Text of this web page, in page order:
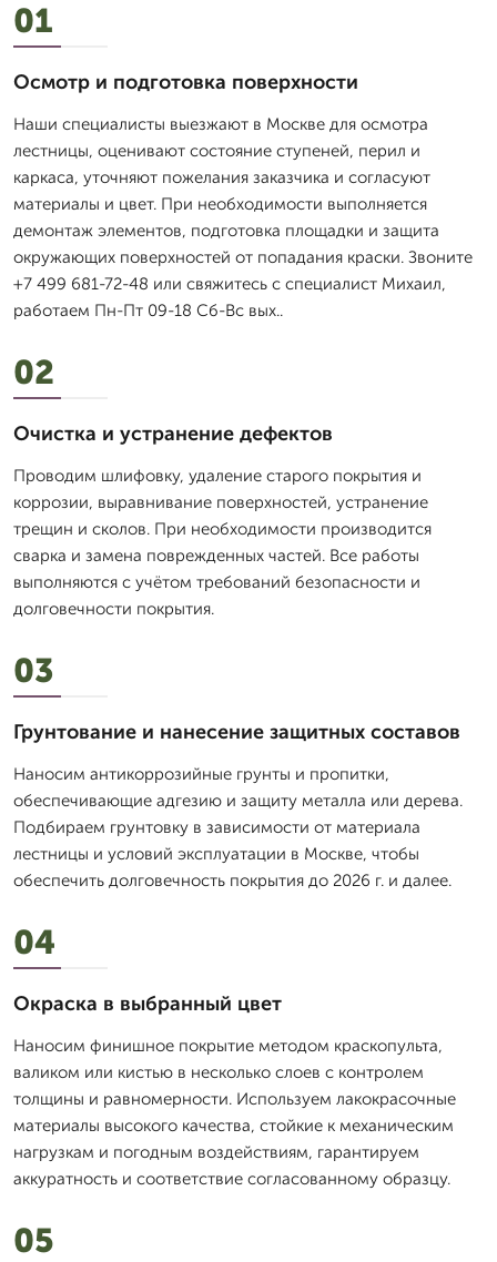
01
Осмотр и подготовка поверхности
Наши специалисты выезжают в Москве для осмотра
лестницы, оценивают состояние ступеней, перил и
каркаса, уточняют пожелания заказчика и согласуют
материалы и цвет. При необходимости выполняется
демонтаж элементов, подготовка площадки и защита
окружающих поверхностей от попадания краски. Звоните
+7 499 681-72-48 или свяжитесь с специалист Михаил,
работаем Пн-Пт 09-18 Сб-Вс вых..
02
Очистка и устранение дефектов
Проводим шлифовку, удаление старого покрытия и
коррозии, выравнивание поверхностей, устранение
трещин и сколов. При необходимости производится
сварка и замена поврежденных частей. Все работы
выполняются с учётом требований безопасности и
долговечности покрытия.
03
Грунтование и нанесение защитных составов
Наносим антикоррозийные грунты и пропитки,
обеспечивающие адгезию и защиту металла или дерева.
Подбираем грунтовку в зависимости от материала
лестницы и условий эксплуатации в Москве, чтобы
обеспечить долговечность покрытия до 2026 г. и далее.
04
Окраска в выбранный цвет
Наносим финишное покрытие методом краскопульта,
валиком или кистью в несколько слоев с контролем
толщины и равномерности. Используем лакокрасочные
материалы высокого качества, стойкие к механическим
нагрузкам и погодным воздействиям, гарантируем
аккуратность и соответствие согласованному образцу.
05